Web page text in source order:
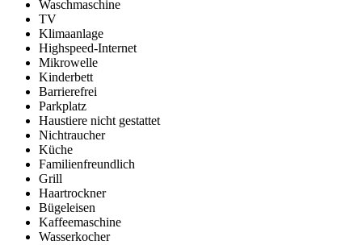
Waschmaschine
TV
Klimaanlage
Highspeed-Internet
Mikrowelle
Kinderbett
Barrierefrei
Parkplatz
Haustiere nicht gestattet
Nichtraucher
Küche
Familienfreundlich
Grill
Haartrockner
Bügeleisen
Kaffeemaschine
Wasserkocher